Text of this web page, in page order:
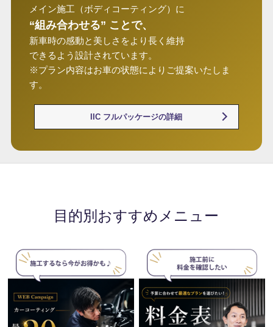
メイン施工（ボディコーティング）に
“組み合わせる” ことで、
新車時の感動と美しさをより長く維持
できるよう設計されています。
※プラン内容はお車の状態によりご提案いたしま
す。
IIC フルパッケージの詳細
目的別おすすめメニュー